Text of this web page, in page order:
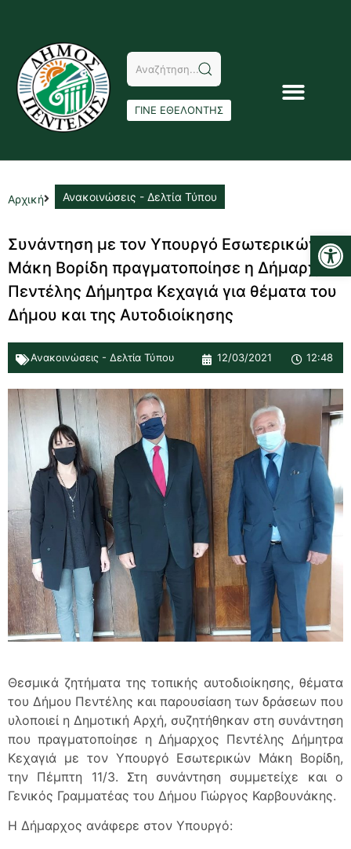
ΓΙΝΕ ΕΘΕΛΟΝΤΗΣ
Αρχική Ανακοινώσεις - Δελτία Τύπου
Συνάντηση με τον Υπουργό Εσωτερικών
Μάκη Βορίδη πραγματοποίησε η Δήμαρχος
Πεντέλης Δήμητρα Κεχαγιά για θέματα του
Δήμου και της Αυτοδιοίκησης
Ανακοινώσεις - Δελτία Τύπου 12/03/2021 12:48
Θεσμικά ζητήματα της τοπικής αυτοδιοίκησης, θέματα
του Δήμου Πεντέλης και παρουσίαση των δράσεων που
υλοποιεί η Δημοτική Αρχή, συζητήθηκαν στη συνάντηση
που πραγματοποίησε η Δήμαρχος Πεντέλης Δήμητρα
Κεχαγιά με τον Υπουργό Εσωτερικών Μάκη Βορίδη,
την Πέμπτη 11/3. Στη συνάντηση συμμετείχε και ο
Γενικός Γραμματέας του Δήμου Γιώργος Καρβουνάκης.
Η Δήμαρχος ανάφερε στον Υπουργό: